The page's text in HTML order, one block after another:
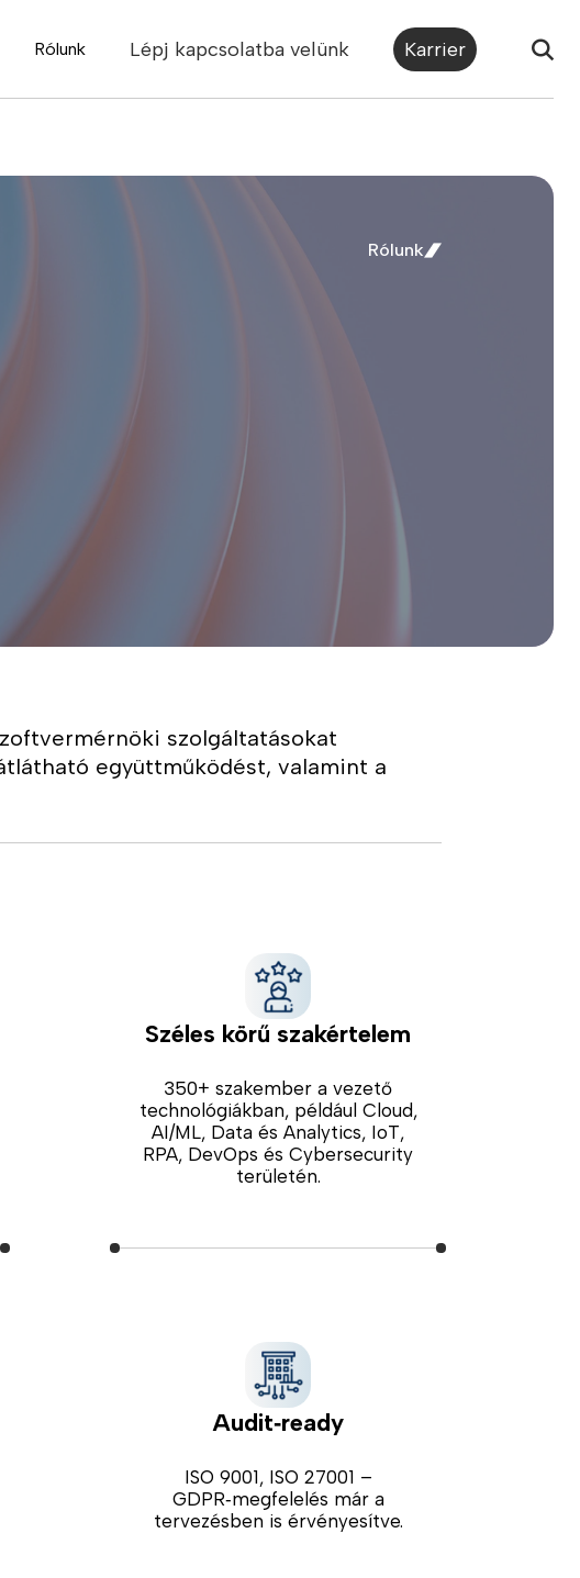
Rólunk Lépj kapcsolatba velünk Karrier
Rólunk
szolgáltatásokat
együttműködést, valamint a
Széles körű szakértelem
350+ szakember a vezető
technológiákban, például Cloud,
AI/ML, Data és Analytics, IoT,
RPA, DevOps és Cybersecurity
területén.
Audit‑ready
ISO 9001, ISO 27001 –
GDPR‑megfelelés már a
tervezésben is érvényesítve.